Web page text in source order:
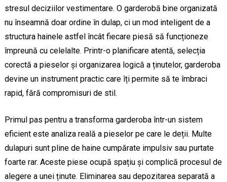
stresul deciziilor vestimentare. O garderobă bine organizată
nu înseamnă doar ordine în dulap, ci un mod inteligent de a
structura hainele astfel încât fiecare piesă să funcționeze
împreună cu celelalte. Printr-o planificare atentă, selecția
corectă a pieselor și organizarea logică a ținutelor, garderoba
devine un instrument practic care îți permite să te îmbraci
rapid, fără compromisuri de stil.
Primul pas pentru a transforma garderoba într-un sistem
eficient este analiza reală a pieselor pe care le deții. Multe
dulapuri sunt pline de haine cumpărate impulsiv sau purtate
foarte rar. Aceste piese ocupă spațiu și complică procesul de
alegere a unei ținute. Eliminarea sau depozitarea separată a